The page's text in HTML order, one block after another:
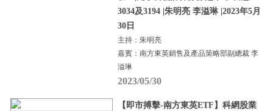
3034及3194 |朱明亮 李溢琳 |2023年5月
30日
主持：朱明亮
嘉賓：南方東英銷售及產品策略部副總裁 李
溢琳
2023/05/30
【即市搏擊-南方東英ETF】科網股業